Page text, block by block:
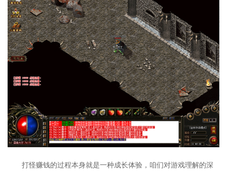
打怪赚钱的过程本身就是一种成长体验，咱们对游戏理解的深